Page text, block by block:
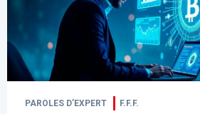
PAROLES D’EXPERT F.F.F.